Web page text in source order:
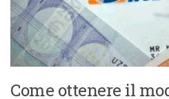
Come ottenere il